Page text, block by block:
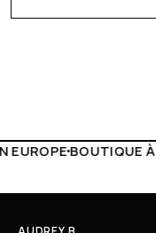
LIVRAISON